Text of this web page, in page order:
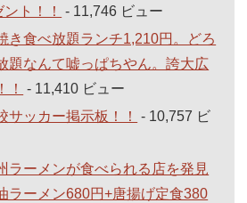
ト！！
- 11,746 ビュー
き食べ放題ランチ1,210円。どろ
題なんて嘘っぱちやん。誇大広
！
- 11,410 ビュー
ッカー掲示板！！
- 10,757 ビ
ラーメンが食べられる店を発見
ラーメン680円+唐揚げ定食380